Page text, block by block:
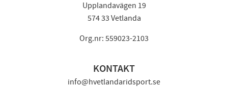
Upplandavägen 19
574 33 Vetlanda
Org.nr: 559023-2103
KONTAKT
info@hvetlandaridsport.se